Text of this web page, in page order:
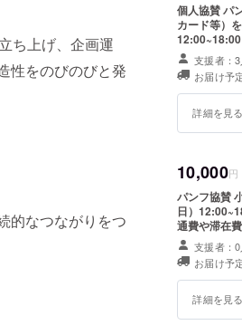
ち上げ、企画運
性をのびのびと発
的なつながりをつ
個人協賛 パンフレットにお名前掲載（希望者） お礼メッセージ（手書き
カード等）を送付予定 イベント詳細 ・
12:00~18:00 ・場所：ゲートパーク・ハノーバー園 ・支援者様の
や滞在費：支
項：支援時
を希望され
支援者：
お届け予
詳細を見
10,000円
パンフ協賛 小枠 ¥10,000 イベント詳細 ・日時：2025年11月23日（曜
日）12:00~18:00 ・場所：ゲートパーク・ハノー
通費や滞在
意事項：支
い ・ロゴやバナーなどの画像の受け渡しについては、プロジェクト終了
後にお送り
支援者：
お届け予
詳細を見